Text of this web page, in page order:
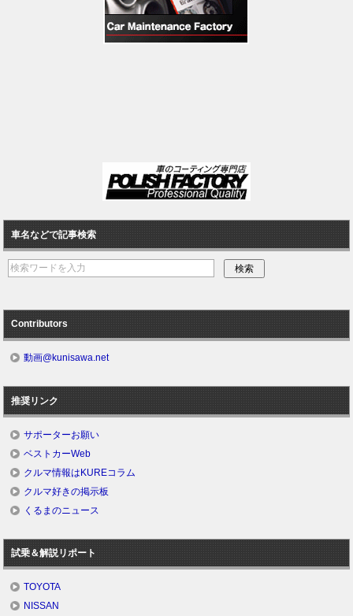
車名などで記事検索
Contributors
動画@kunisawa.net
推奨リンク
サポーターお願い
ベストカーWeb
クルマ情報はKUREコラム
クルマ好きの掲示板
くるまのニュース
試乗＆解説リポート
TOYOTA
NISSAN